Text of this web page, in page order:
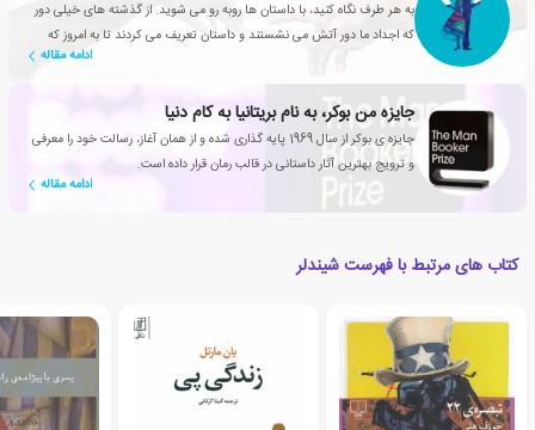
به هر طرف نگاه کنید، با داستان ها روبه رو می شوید. از گذشته های خیلی دور
که اجداد ما دور آتش می نشستند و داستان تعریف می کردند تا به امروز که
ادامه مقاله
جایزه من بوکر، به نام بریتانیا به کام دنیا
جایزه ی بوکر از سال 1969 پایه گذاری شده و از همان آغاز، رسالت خود را معرفی
و ترویج بهترین آثار داستانی در قالب رمان قرار داده است.
ادامه مقاله
کتاب های مرتبط با فهرست شیندلر